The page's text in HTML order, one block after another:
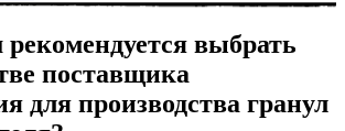
выбрать
поставщика
для производства гранул